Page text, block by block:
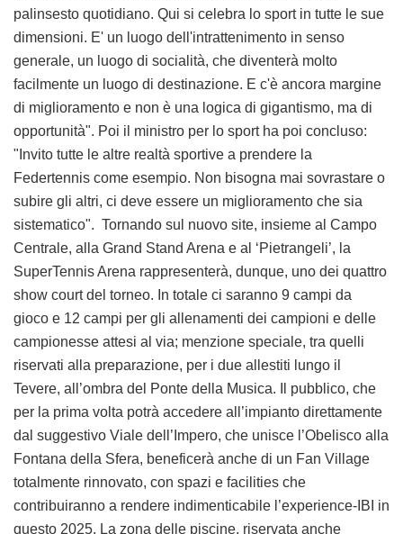
palinsesto quotidiano. Qui si celebra lo sport in tutte le sue
dimensioni. E' un luogo dell'intrattenimento in senso
generale, un luogo di socialità, che diventerà molto
facilmente un luogo di destinazione. E c'è ancora margine
di miglioramento e non è una logica di gigantismo, ma di
opportunità". Poi il ministro per lo sport ha poi concluso:
"Invito tutte le altre realtà sportive a prendere la
Federtennis come esempio. Non bisogna mai sovrastare o
subire gli altri, ci deve essere un miglioramento che sia
sistematico". Tornando sul nuovo site, insieme al Campo
Centrale, alla Grand Stand Arena e al ‘Pietrangeli’, la
SuperTennis Arena rappresenterà, dunque, uno dei quattro
show court del torneo. In totale ci saranno 9 campi da
gioco e 12 campi per gli allenamenti dei campioni e delle
campionesse attesi al via; menzione speciale, tra quelli
riservati alla preparazione, per i due allestiti lungo il
Tevere, all’ombra del Ponte della Musica. Il pubblico, che
per la prima volta potrà accedere all’impianto direttamente
dal suggestivo Viale dell’Impero, che unisce l’Obelisco alla
Fontana della Sfera, beneficerà anche di un Fan Village
totalmente rinnovato, con spazi e facilities che
contribuiranno a rendere indimenticabile l’experience-IBI in
questo 2025. La zona delle piscine, riservata anche